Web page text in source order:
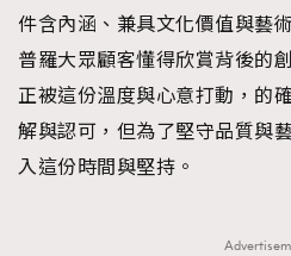
件含內涵、兼具文化價值與藝
普羅大眾顧客懂得欣賞背後的
正被這份溫度與心意打動，的
解與認可，但為了堅守品質與
入這份時間與堅持。